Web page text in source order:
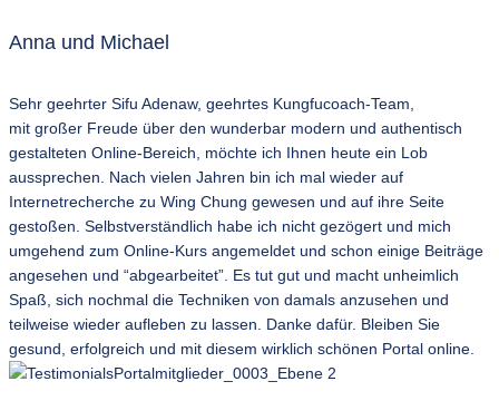
Anna und Michael
Sehr geehrter Sifu Adenaw, geehrtes Kungfucoach-Team,
mit großer Freude über den wunderbar modern und authentisch
gestalteten Online-Bereich, möchte ich Ihnen heute ein Lob
aussprechen. Nach vielen Jahren bin ich mal wieder auf
Internetrecherche zu Wing Chung gewesen und auf ihre Seite
gestoßen. Selbstverständlich habe ich nicht gezögert und mich
umgehend zum Online-Kurs angemeldet und schon einige Beiträge
angesehen und “abgearbeitet”. Es tut gut und macht unheimlich
Spaß, sich nochmal die Techniken von damals anzusehen und
teilweise wieder aufleben zu lassen. Danke dafür. Bleiben Sie
gesund, erfolgreich und mit diesem wirklich schönen Portal online.